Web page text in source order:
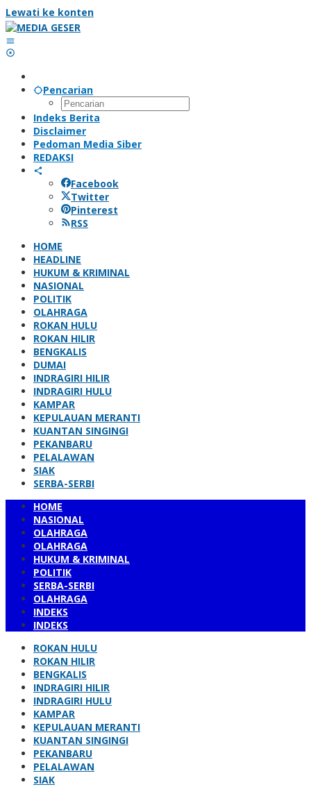
Lewati ke konten
Pencarian
Indeks Berita
Disclaimer
Pedoman Media Siber
REDAKSI
Facebook
Twitter
Pinterest
RSS
HOME
HEADLINE
HUKUM & KRIMINAL
NASIONAL
POLITIK
OLAHRAGA
ROKAN HULU
ROKAN HILIR
BENGKALIS
DUMAI
INDRAGIRI HILIR
INDRAGIRI HULU
KAMPAR
KEPULAUAN MERANTI
KUANTAN SINGINGI
PEKANBARU
PELALAWAN
SIAK
SERBA-SERBI
HOME
NASIONAL
OLAHRAGA
OLAHRAGA
HUKUM & KRIMINAL
POLITIK
SERBA-SERBI
OLAHRAGA
INDEKS
INDEKS
ROKAN HULU
ROKAN HILIR
BENGKALIS
INDRAGIRI HILIR
INDRAGIRI HULU
KAMPAR
KEPULAUAN MERANTI
KUANTAN SINGINGI
PEKANBARU
PELALAWAN
SIAK